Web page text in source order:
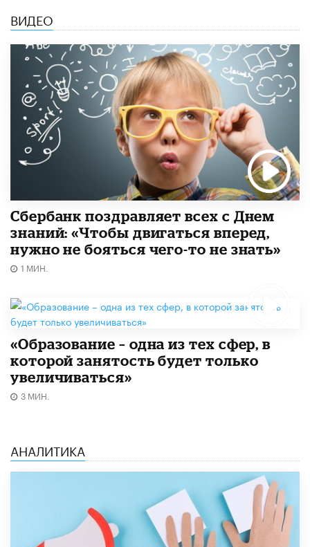
ВИДЕО
Сбербанк поздравляет всех с Днем
знаний: «Чтобы двигаться вперед,
нужно не бояться чего-то не знать»
1 МИН.
«Образование – одна из тех сфер, в
которой занятость будет только
увеличиваться»
3 МИН.
АНАЛИТИКА